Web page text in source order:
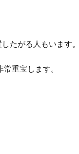
たがる人もいます。
重宝します。